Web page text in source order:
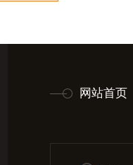
网站首页